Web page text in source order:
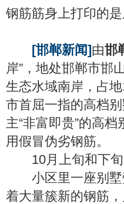
钢筋筋身上打印的
[邯郸新闻]由邯
岸”，地处邯郸市邯
生态水域南岸，占
市首屈一指的高档
主“非富即贵”的高
用假冒伪劣钢筋。
10月上旬和下旬
小区里一座别墅
着大量簇新的钢筋